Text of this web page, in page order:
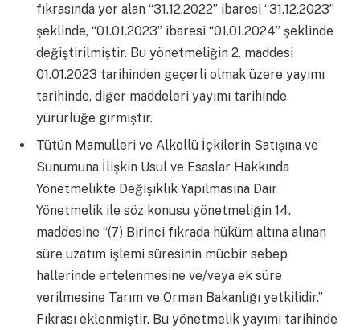
fıkrasında yer alan “31.12.2022” ibaresi “31.12.2023”
şeklinde, “01.01.2023” ibaresi “01.01.2024” şeklinde
değiştirilmiştir. Bu yönetmeliğin 2. maddesi
01.01.2023 tarihinden geçerli olmak üzere yayımı
tarihinde, diğer maddeleri yayımı tarihinde
yürürlüğe girmiştir.
Tütün Mamulleri ve Alkollü İçkilerin Satışına ve
Sunumuna İlişkin Usul ve Esaslar Hakkında
Yönetmelikte Değişiklik Yapılmasına Dair
Yönetmelik ile söz konusu yönetmeliğin 14.
maddesine “(7) Birinci fıkrada hüküm altına alınan
süre uzatım işlemi süresinin mücbir sebep
hallerinde ertelenmesine ve/veya ek süre
verilmesine Tarım ve Orman Bakanlığı yetkilidir.”
Fıkrası eklenmiştir. Bu yönetmelik yayımı tarihinde